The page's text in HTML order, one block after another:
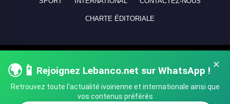
×
🌍📱 Rejoignez Lebanco.net sur WhatsApp !
Retrouvez toute l'actualité ivoirienne et internationale ainsi que
vos contenus préférés
CHARTE ÉDITORIALE
réservés - All rights reserved.